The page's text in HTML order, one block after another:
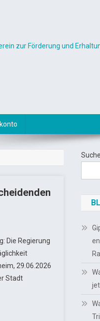
zur Förderung und
Die Regierung
29.06.2026
Stadt